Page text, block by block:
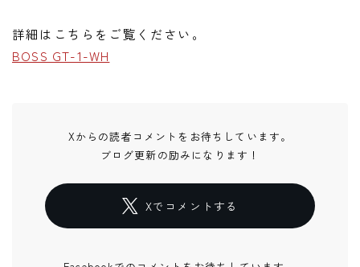
詳細はこちらをご覧ください。
BOSS GT-1-WH
Xからの読者コメントをお待ちしています。
ブログ更新の励みになります！
Xでコメントする